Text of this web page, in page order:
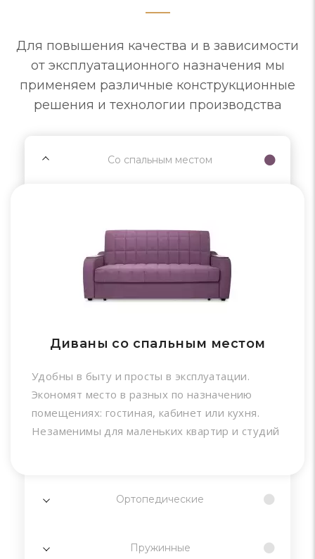
Для повышения качества и в зависимости
от эксплуатационного назначения мы
применяем различные конструкционные
решения и технологии производства
Со спальным местом
Диваны со спальным местом
Удобны в быту и просты в эксплуатации.
Экономят место в разных по назначению
помещениях: гостиная, кабинет или кухня.
Незаменимы для маленьких квартир и студий
Ортопедические
Пружинные